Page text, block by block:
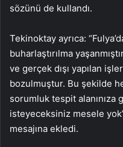
sözünü de kullandı.
Tekinoktay ayrıca:
buharlaştırılma
ve gerçek dışı yapılan
bozulmuştur. Bu şekilde
sorumluk tespit alanınıza
isteyeceksiniz mesele
mesajına ekledi.